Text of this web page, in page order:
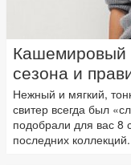
Кашемировый
сезона и
Нежный и мягкий,
свитер всегда был
подобрали для вас
последних коллекций.